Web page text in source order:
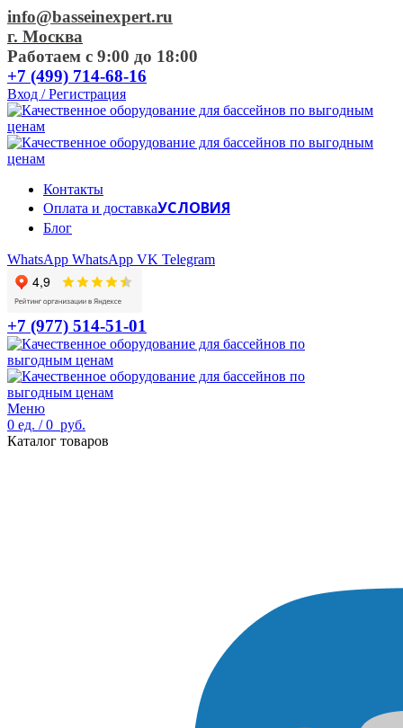
info@basseinexpert.ru
г. Москва
Работаем с 9:00 до 18:00
+7 (499) 714-68-16
Вход / Регистрация
Контакты
Оплата и доставкаУСЛОВИЯ
Блог
WhatsApp WhatsApp VK Telegram
+7 (977) 514-51-01
Меню
0 ед. / 0 руб.
Каталог товаров